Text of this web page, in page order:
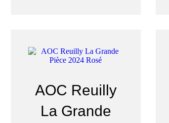
AOC Reuilly
La Grande